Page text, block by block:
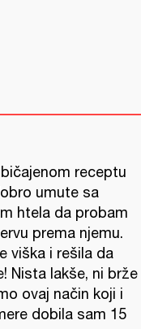
receptu
umute sa
htela da probam
prema njemu.
viška i rešila da
Nista lakše, ni brže
ovaj način koji i
dobila sam 15